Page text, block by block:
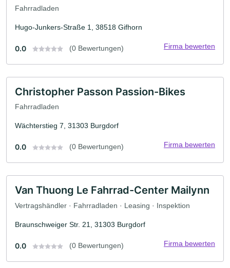
Fahrradladen
Hugo-Junkers-Straße 1, 38518 Gifhorn
0.0 (0 Bewertungen) Firma bewerten
Christopher Passon Passion-Bikes
Fahrradladen
Wächterstieg 7, 31303 Burgdorf
0.0 (0 Bewertungen) Firma bewerten
Van Thuong Le Fahrrad-Center Mailynn
Vertragshändler · Fahrradladen · Leasing · Inspektion
Braunschweiger Str. 21, 31303 Burgdorf
0.0 (0 Bewertungen) Firma bewerten